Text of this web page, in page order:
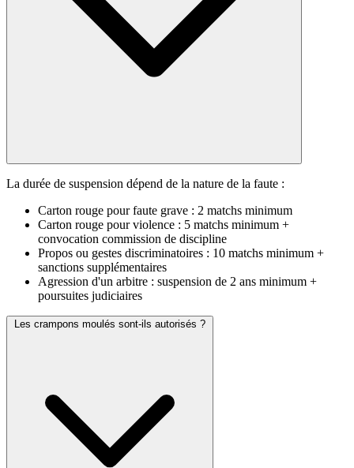
La durée de suspension dépend de la nature de la faute :
Carton rouge pour faute grave : 2 matchs minimum
Carton rouge pour violence : 5 matchs minimum +
convocation commission de discipline
Propos ou gestes discriminatoires : 10 matchs minimum +
sanctions supplémentaires
Agression d'un arbitre : suspension de 2 ans minimum +
poursuites judiciaires
Les crampons moulés sont-ils autorisés ?